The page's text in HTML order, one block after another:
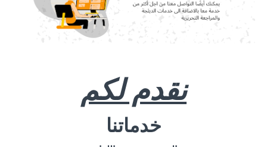
نقدم لكم
خدماتنا